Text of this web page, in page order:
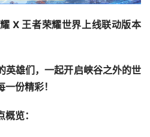
X 王者荣耀世界上线联动版本
英雄们，一起开启峡谷之外的世
份精彩！
览：